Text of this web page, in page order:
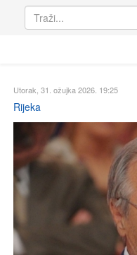
Utorak, 31. ožujka 2026. 19:25
Rijeka